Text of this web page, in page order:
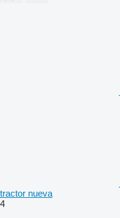
tractor nueva
4